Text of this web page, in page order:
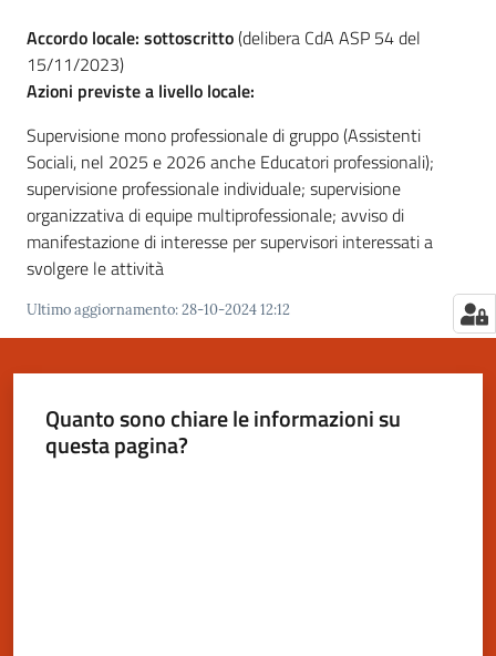
Accordo locale: sottoscritto(delibera CdA ASP 54 del
15/11/2023)
Azioni previste a livello locale:
Supervisione mono professionale di gruppo (Assistenti
Sociali, nel 2025 e 2026 anche Educatori professionali);
supervisione professionale individuale; supervisione
organizzativa di equipe multiprofessionale; avviso di
manifestazione di interesse per supervisori interessati a
svolgere le attività
Ultimo aggiornamento:28-10-2024 12:12
Quanto sono chiare le informazioni su
questa pagina?